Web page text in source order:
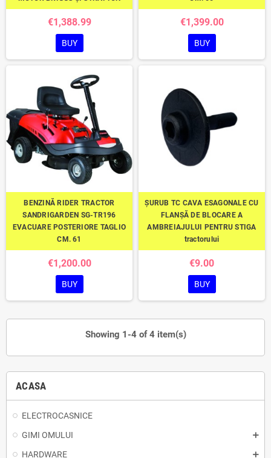
ACASA
ELECTROCASNICE
GIMI OMULUI
HARDWARE
€1,388.99
BUY
€1,399.00
BUY
BENZINĂ RIDER TRACTOR
SANDRIGARDEN SG-TR196
EVACUARE POSTERIORE TAGLIO
CM. 61
€1,200.00
BUY
ȘURUB TC CAVA ESAGONALE CU
FLANȘĂ DE BLOCARE A
AMBREIAJULUI PENTRU STIGA
tractorului
€9.00
BUY
Showing 1-4 of 4 item(s)